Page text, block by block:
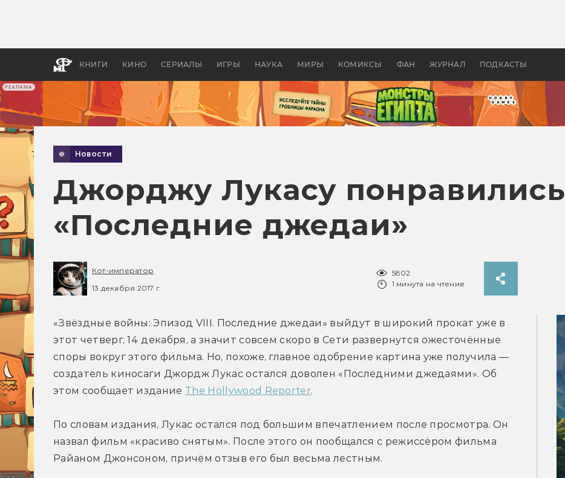
РЕКЛАМА
КНИГИ КИНО СЕРИАЛЫ ИГРЫ НАУКА МИРЫ КОМИКСЫ ФАН ЖУРНАЛ ПОДКАСТЫ
апокалипсис, в России —
бы «Властелина колец»
Новости
Джорджу Лукасу понравились
«Последние джедаи»
Кот-император
13 декабря 2017 г.
5802
1 минута на чтение
«Звёздные войны: Эпизод VIII. Последние джедаи» выйдут в широкий прокат уже в
этот четверг, 14 декабря, а значит совсем скоро в Сети развернутся ожесточённые
споры вокруг этого фильма. Но, похоже, главное одобрение картина уже получила —
создатель киносаги Джордж Лукас остался доволен «Последними джедаями». Об
этом сообщает издание The Hollywood Reporter.
По словам издания, Лукас остался под большим впечатлением после просмотра. Он
назвал фильм «красиво снятым». После этого он пообщался с режиссёром фильма
Райаном Джонсоном, причём отзыв его был весьма лестным.